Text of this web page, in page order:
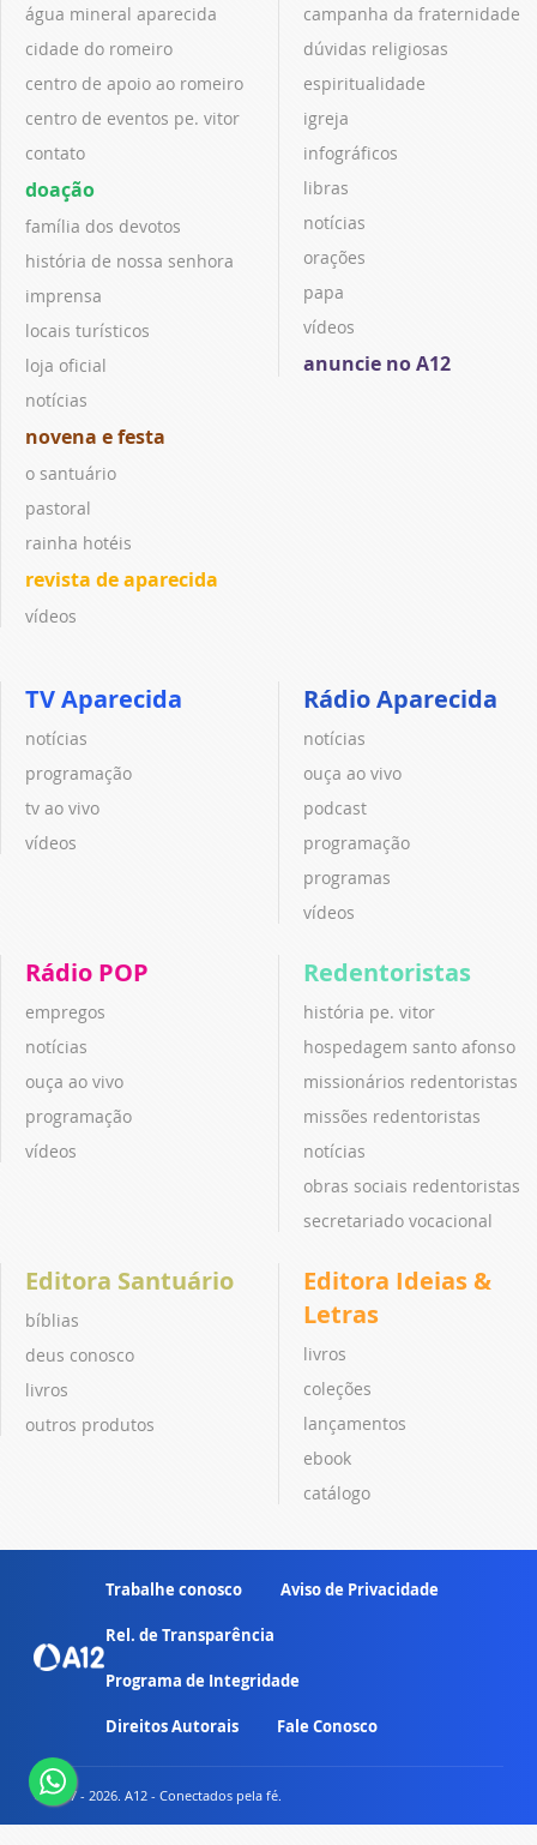
água mineral aparecida
cidade do romeiro
centro de apoio ao romeiro
centro de eventos pe. vitor
contato
doação
família dos devotos
história de nossa senhora
imprensa
locais turísticos
loja oficial
notícias
novena e festa
o santuário
pastoral
rainha hotéis
revista de aparecida
vídeos
campanha da fraternidade
dúvidas religiosas
espiritualidade
igreja
infográficos
libras
notícias
orações
papa
vídeos
anuncie no A12
TV Aparecida
notícias
programação
tv ao vivo
vídeos
Rádio Aparecida
notícias
ouça ao vivo
podcast
programação
programas
vídeos
Rádio POP
empregos
notícias
ouça ao vivo
programação
vídeos
Redentoristas
história pe. vitor
hospedagem santo afonso
missionários redentoristas
missões redentoristas
notícias
obras sociais redentoristas
secretariado vocacional
Editora Santuário
bíblias
deus conosco
livros
outros produtos
Editora Ideias &
Letras
livros
coleções
lançamentos
ebook
catálogo
Trabalhe conosco Aviso de Privacidade
Rel. de Transparência
Programa de Integridade
Direitos Autorais Fale Conosco
© 2007 - 2026. A12 - Conectados pela fé.